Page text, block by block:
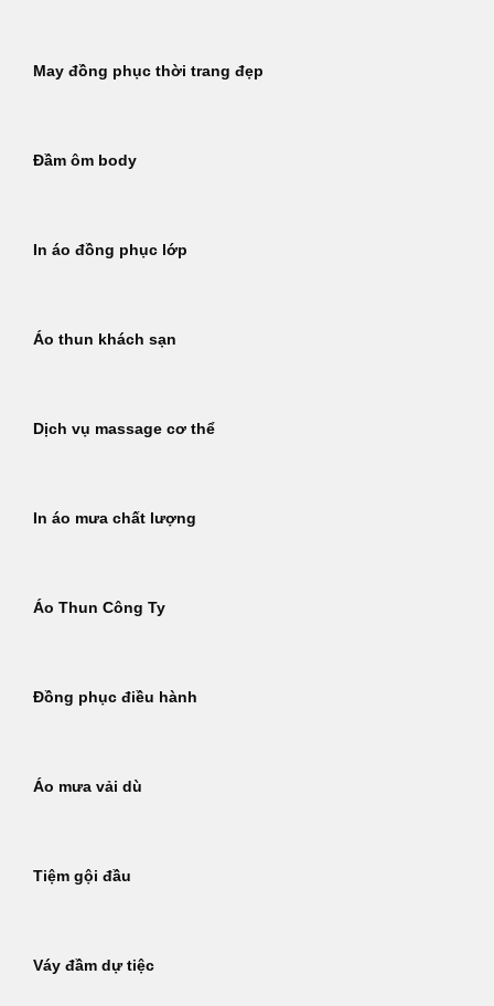
May đồng phục thời trang đẹp
Đầm ôm body
In áo đồng phục lớp
Áo thun khách sạn
Dịch vụ massage cơ thể
In áo mưa chất lượng
Áo Thun Công Ty
Đồng phục điều hành
Áo mưa vải dù
Tiệm gội đầu
Váy đầm dự tiệc